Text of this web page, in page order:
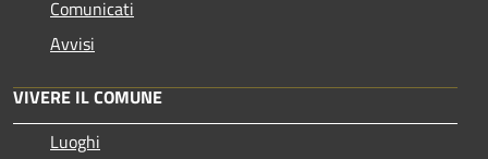
Comunicati
Avvisi
VIVERE IL COMUNE
Luoghi